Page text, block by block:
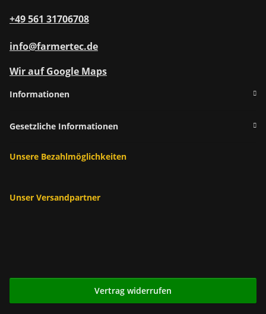
+49 561 31706708
info@farmertec.de
Wir auf Google Maps
Informationen
Gesetzliche Informationen
Unsere Bezahlmöglichkeiten
Unser Versandpartner
Vertrag widerrufen